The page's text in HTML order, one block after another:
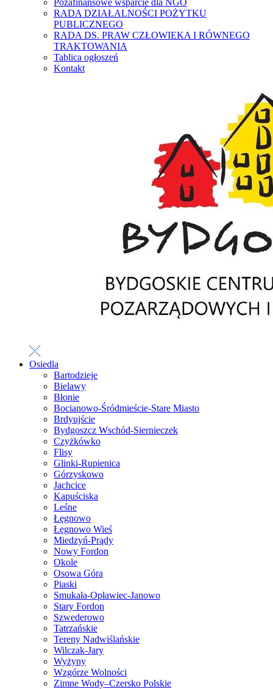
RADA DZIAŁALNOŚCI POŻYTKU
PUBLICZNEGO
RADA DS. PRAW CZŁOWIEKA I RÓWNEGO
TRAKTOWANIA
Tablica ogłoszeń
Kontakt
Osiedla
Bartodzieje
Bielawy
Błonie
Bocianowo-Śródmieście-Stare Miasto
Brdyujście
Bydgoszcz Wschód-Siernieczek
Czyżkówko
Flisy
Glinki-Rupienica
Górzyskowo
Jachcice
Kapuściska
Leśne
Łęgnowo
Łęgnowo Wieś
Miedzyń-Prądy
Nowy Fordon
Okole
Osowa Góra
Piaski
Smukała-Opławiec-Janowo
Stary Fordon
Szwederowo
Tatrzańskie
Tereny Nadwiślańskie
Wilczak-Jary
Wyżyny
Wzgórze Wolności
Zimne Wody–Czersko Polskie